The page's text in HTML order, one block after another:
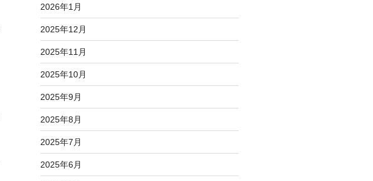
2026年1月
2025年12月
2025年11月
2025年10月
2025年9月
2025年8月
2025年7月
2025年6月